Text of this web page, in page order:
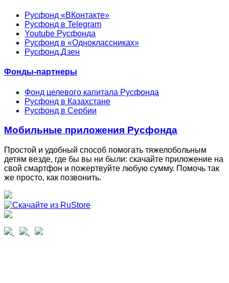
Русфонд «ВКонтакте»
Русфонд в Telegram
Youtube Русфонда
Русфонд в «Одноклассниках»
Русфонд.Дзен
Фонды-партнеры
Фонд целевого капитала Русфонда
Русфонд в Казахстане
Русфонд в Сербии
Мобильные приложения Русфонда
Простой и удобный способ помогать тяжелобольным
детям везде, где бы вы ни были: скачайте приложение на
свой смартфон и пожертвуйте любую сумму. Помочь так
же просто, как позвонить.